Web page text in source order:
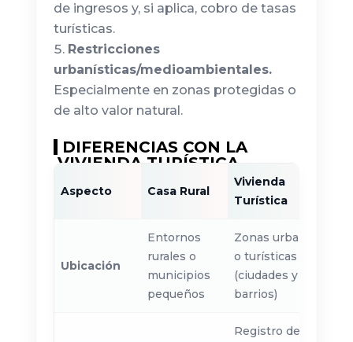
de ingresos y, si aplica, cobro de tasas
turísticas.
Restricciones
urbanísticas/medioambientales.
Especialmente en zonas protegidas o
de alto valor natural.
DIFERENCIAS CON LA
VIVIENDA TURÍSTICA
Aspecto Casa Rural
Vivienda
Turística
Ubicación
Entornos
rurales o
municipios
pequeños
Zonas urbanas
o turísticas
(ciudades y
barrios)
Registro de